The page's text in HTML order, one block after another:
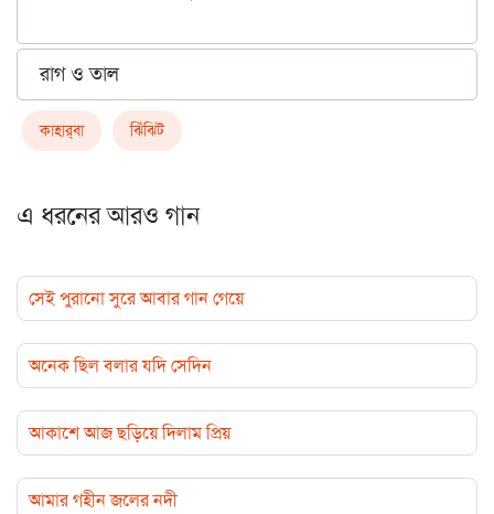
রাগ ও তাল
কাহার্‌বা ঝিঁঝিট
এ ধরনের আরও গান
সেই পুরানো সুরে আবার গান গেয়ে
অনেক ছিল বলার যদি সেদিন
আকাশে আজ ছড়িয়ে দিলাম প্রিয়
আমার গহীন জলের নদী